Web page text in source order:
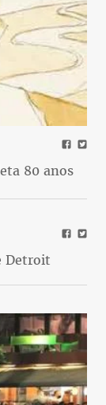
80 anos
Detroit